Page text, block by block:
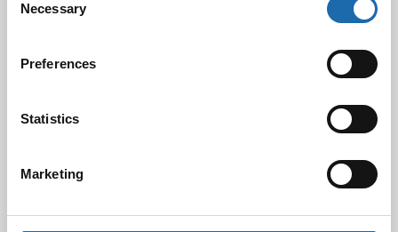
Selection
Necessary
Preferences
Statistics
Marketing